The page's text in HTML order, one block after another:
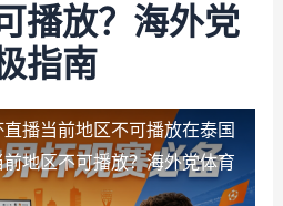
播放？海外党
指南
播当前地区不可播放在泰国
地区不可播放？海外党体育